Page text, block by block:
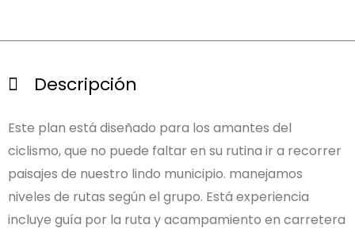
Descripción
Este plan está diseñado para los amantes del
ciclismo, que no puede faltar en su rutina ir a recorrer
paisajes de nuestro lindo municipio. manejamos
niveles de rutas según el grupo. Está experiencia
incluye guía por la ruta y acampamiento en carretera